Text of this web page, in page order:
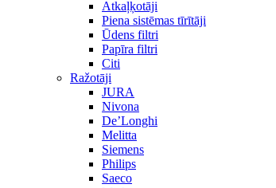
Atkaļķotāji
Piena sistēmas tīrītāji
Ūdens filtri
Papīra filtri
Citi
Ražotāji
JURA
Nivona
De’Longhi
Melitta
Siemens
Philips
Saeco